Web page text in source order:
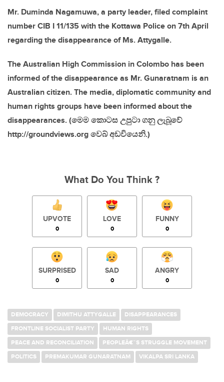
Mr. Duminda Nagamuwa, a party leader, filed complaint
number CIB I 11/135 with the Kottawa Police on 7th April
regarding the disappearance of Ms. Attygalle.
The Australian High Commission in Colombo has been
informed of the disappearance as Mr. Gunaratnam is an
Australian citizen. The media, diplomatic community and
human rights groups have been informed about the
disappearances. (මෙම කොටස උපුටා ගනු ලැබූවේ
http://groundviews.org වෙබ් අඩවියෙනි.)
What Do You Think ?
UPVOTE
0
LOVE
0
FUNNY
0
SURPRISED
0
SAD
0
ANGRY
0
DEMOCRACY DIMITHU ATTYGALLE
DISAPPEARANCES
FRONTLINE SOCIALIST PARTY
HUMAN RIGHTS
PEACE AND RECONCILIATION
PEOPLEÂ€™S STRUGGLE MOVEMENT
POLITICS
PREMAKUMAR GUNARATNAM VIKALPA SRI LANKA